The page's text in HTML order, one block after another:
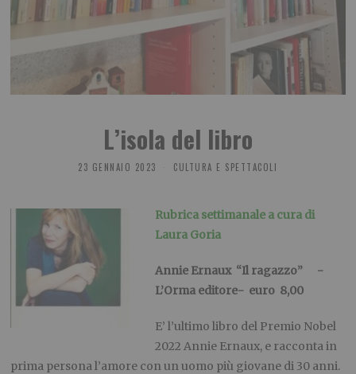
L’isola del libro
23 GENNAIO 2023 CULTURA E SPETTACOLI
Rubrica settimanale a cura di
Laura Goria
Annie Ernaux“Il ragazzo” -
L’Orma editore- euro 8,00
E’ l’ultimo libro del Premio Nobel
2022 Annie Ernaux, eracconta in
prima personal’amore con un uomo più giovane di 30 anni.